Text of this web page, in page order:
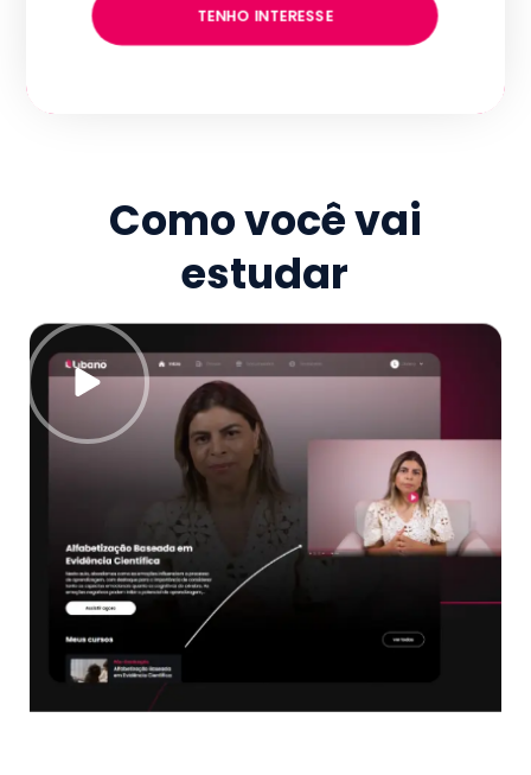
TENHO INTERESSE
Como você vai
estudar